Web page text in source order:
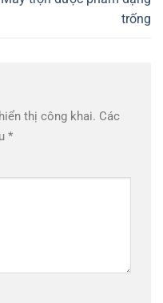
trống
thị công khai. Các
*